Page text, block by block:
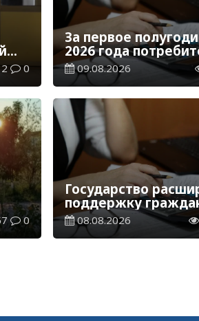
с
0
За первое
2026 года
возвращено 1,5
тенге
09.08.2026
0
Государство
поддержку
переезжающих в
регионы для
08.08.2026